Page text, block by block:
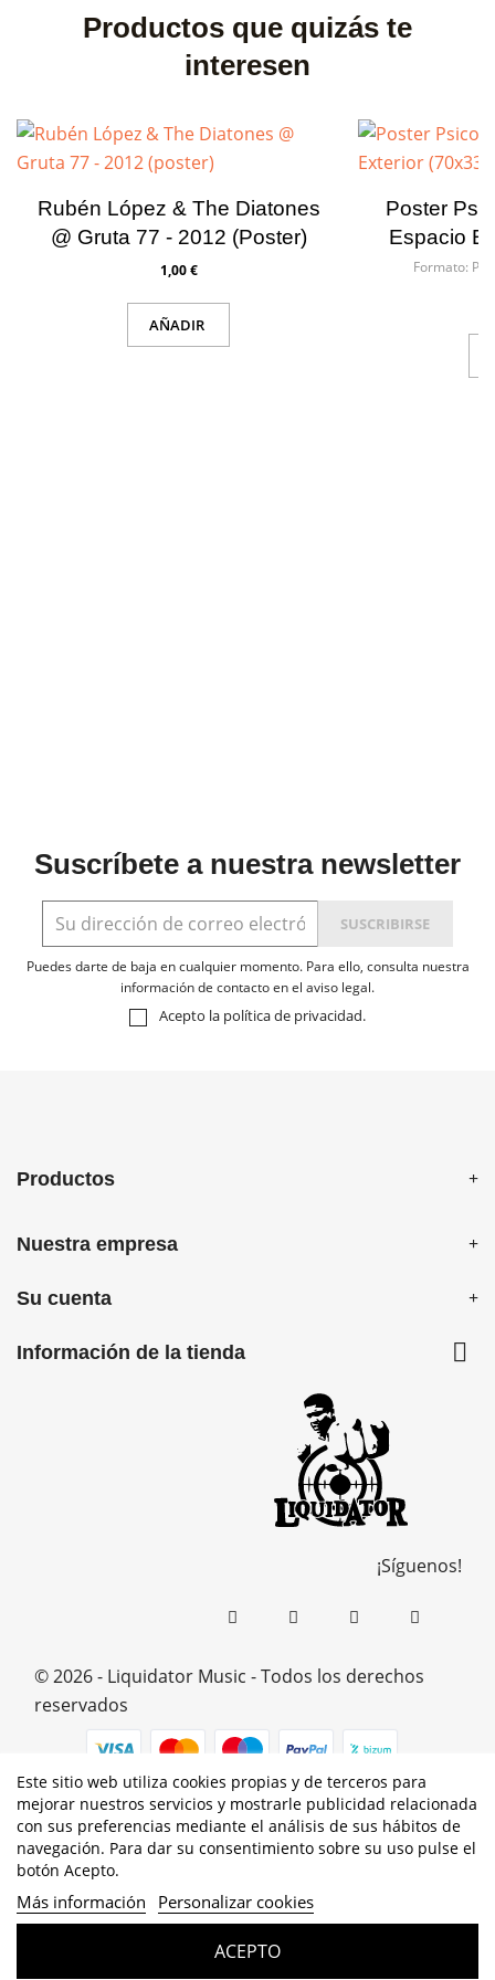
Productos que quizás te
interesen
Rubén López & The Diatones
@ Gruta 77 - 2012 (poster)
1,00 €
AÑADIR
Poster
Espacio
Formato:
Suscríbete a nuestra newsletter
Puedes darte de baja en cualquier momento. Para ello, consulta nuestra
información de contacto en el aviso legal.
Acepto la política de privacidad.
Productos
Nuestra empresa
Su cuenta
Información de la tienda 
¡Síguenos!
deseos.
Este sitio web utiliza cookies propias y de terceros para
mejorar nuestros servicios y mostrarle publicidad relacionada
con sus preferencias mediante el análisis de sus hábitos de
navegación. Para dar su consentimiento sobre su uso pulse el
botón Acepto.
Más información Personalizar cookies
ACEPTO
© 2026 - Liquidator Music - Todos los derechos
reservados
PROGRAMA KIT DIGITAL COFINANCIADO POR LOS
FONDOS NEXT GENERATION (EU) DEL MECANISMO DE